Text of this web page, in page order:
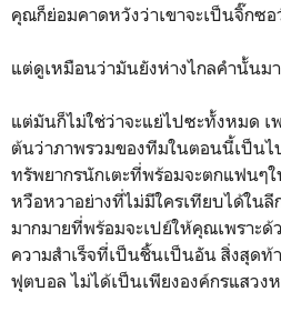
คุณก็ย่อมคาดหวังว่าเขาจะเป็นจิ๊กซ
แต่ดูเหมือนว่ามันยังห่างไกลคำนั้นม
แต่มันก็ไม่ใช่ว่าจะแย่ไปซะทั้งหมด เ
ต้นว่าภาพรวมของทีมในตอนนี้เป็น
ทรัพยากรนักเตะที่พร้อมจะตกแฟนๆใ
หวือหวาอย่างที่ไม่มีใครเทียบได้ในลี
มากมายที่พร้อมจะเปย์ให้คุณเพราะ
ความสำเร็จที่เป็นชิ้นเป็นอัน สิ่งสุด
ฟุตบอล ไม่ได้เป็นเพียงองค์กรแสวง